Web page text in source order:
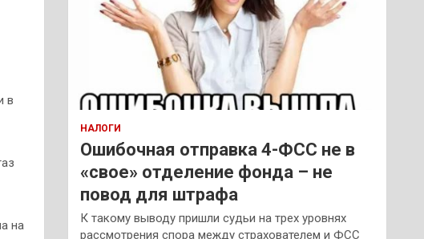
в
на
НАЛОГИ
Ошибочная отправка 4-ФСС не в
«свое» отделение фонда – не
повод для штрафа
К такому выводу пришли судьи на трех уровнях
рассмотрения спора между страхователем и ФСС